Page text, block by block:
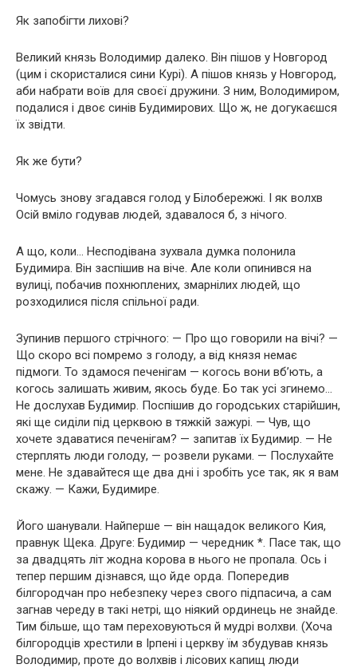
Як запобігти лихові?
Великий князь Володимир далеко. Він пішов у Новгород
(цим і скористалися сини Курі). А пішов князь у Новгород,
аби набрати воїв для своєї дружини. З ним, Володимиром,
подалися і двоє синів Будимирових. Що ж, не догукаєшся
їх звідти.
Як же бути?
Чомусь знову згадався голод у Білобережжі. І як волхв
Осій вміло годував людей, здавалося б, з нічого.
А що, коли… Несподівана зухвала думка полонила
Будимира. Він заспішив на віче. Але коли опинився на
вулиці, побачив похнюплених, змарнілих людей, що
розходилися після спільної ради.
Зупинив першого стрічного: — Про що говорили на вічі? —
Що скоро всі помремо з голоду, а від князя немає
підмоги. То здамося печенігам — когось вони вб’ють, а
когось залишать живим, якось буде. Бо так усі згинемо…
Не дослухав Будимир. Поспішив до городських старійшин,
які ще сиділи під церквою в тяжкій зажурі. — Чув, що
хочете здаватися печенігам? — запитав їх Будимир. — Не
стерплять люди голоду, — розвели руками. — Послухайте
мене. Не здавайтеся ще два дні і зробіть усе так, як я вам
скажу. — Кажи, Будимире.
Його шанували. Найперше — він нащадок великого Кия,
правнук Щека. Друге: Будимир — чередник *. Пасе так, що
за двадцять літ жодна корова в нього не пропала. Ось і
тепер першим дізнався, що йде орда. Попередив
білгородчан про небезпеку через свого підпасича, а сам
загнав череду в такі нетрі, що ніякий ординець не знайде.
Тим більше, що там переховуються й мудрі волхви. (Хоча
білгородців хрестили в Ірпені і церкву їм збудував князь
Володимир, проте до волхвів і лісових капищ люди